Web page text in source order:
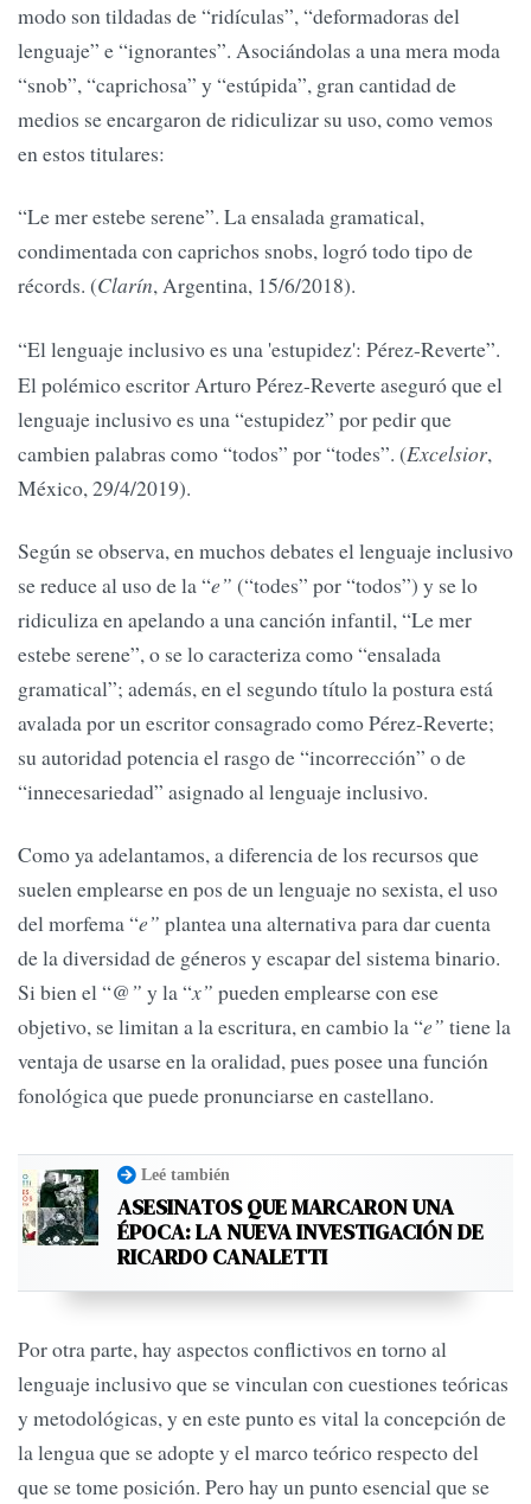
modo son tildadas de “ridículas”, “deformadoras del
lenguaje” e “ignorantes”. Asociándolas a una mera moda
“snob”, “caprichosa” y “estúpida”, gran cantidad de
medios se encargaron de ridiculizar su uso, como vemos
en estos titulares:
“Le mer estebe serene”. La ensalada gramatical,
condimentada con caprichos snobs, logró todo tipo de
récords. (Clarín, Argentina, 15/6/2018).
“El lenguaje inclusivo es una 'estupidez': Pérez-Reverte”.
El polémico escritor Arturo Pérez-Reverte aseguró que el
lenguaje inclusivo es una “estupidez” por pedir que
cambien palabras como “todos” por “todes”. (Excelsior,
México, 29/4/2019).
Según se observa, en muchos debates el lenguaje inclusivo
se reduce al uso de la “e” (“todes” por “todos”) y se lo
ridiculiza en apelando a una canción infantil, “Le mer
estebe serene”, o se lo caracteriza como “ensalada
gramatical”; además, en el segundo título la postura está
avalada por un escritor consagrado como Pérez-Reverte;
su autoridad potencia el rasgo de “incorrección” o de
“innecesariedad” asignado al lenguaje inclusivo.
Como ya adelantamos, a diferencia de los recursos que
suelen emplearse en pos de un lenguaje no sexista, el uso
del morfema “e” plantea una alternativa para dar cuenta
de la diversidad de géneros y escapar del sistema binario.
Si bien el “@” y la “x” pueden emplearse con ese
objetivo, se limitan a la escritura, en cambio la “e” tiene la
ventaja de usarse en la oralidad, pues posee una función
fonológica que puede pronunciarse en castellano.
Leé también
ASESINATOS QUE MARCARON UNA
ÉPOCA: LA NUEVA INVESTIGACIÓN DE
RICARDO CANALETTI
Por otra parte, hay aspectos conflictivos en torno al
lenguaje inclusivo que se vinculan con cuestiones teóricas
y metodológicas, y en este punto es vital la concepción de
la lengua que se adopte y el marco teórico respecto del
que se tome posición. Pero hay un punto esencial que se